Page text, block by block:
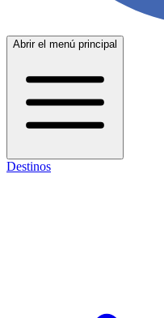
Abrir el menú principal
Destinos